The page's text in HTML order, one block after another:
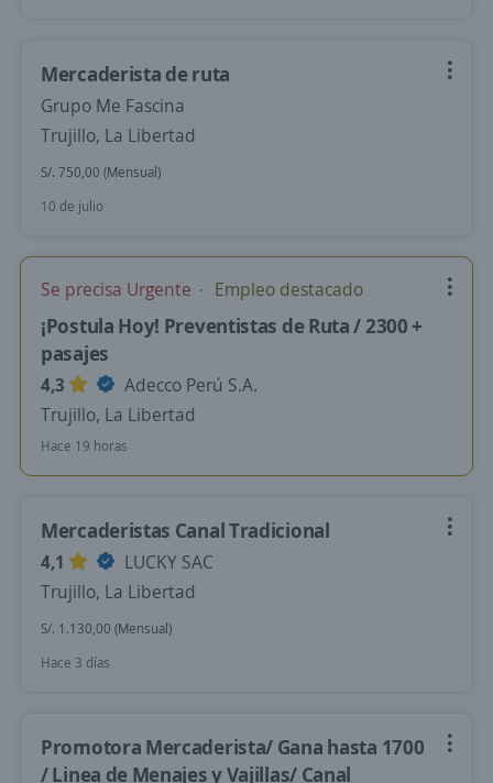
Mercaderista de ruta
Grupo Me Fascina
Trujillo, La Libertad
S/. 750,00 (Mensual)
10 de julio
Se precisa Urgente Empleo destacado
¡Postula Hoy! Preventistas de Ruta / 2300 +
pasajes
4,3
Adecco Perú S.A.
Trujillo, La Libertad
Hace 19 horas
Mercaderistas Canal Tradicional
4,1
LUCKY SAC
Trujillo, La Libertad
S/. 1.130,00 (Mensual)
Hace 3 días
Promotora Mercaderista/ Gana hasta 1700
/ Linea de Menajes y Vajillas/ Canal